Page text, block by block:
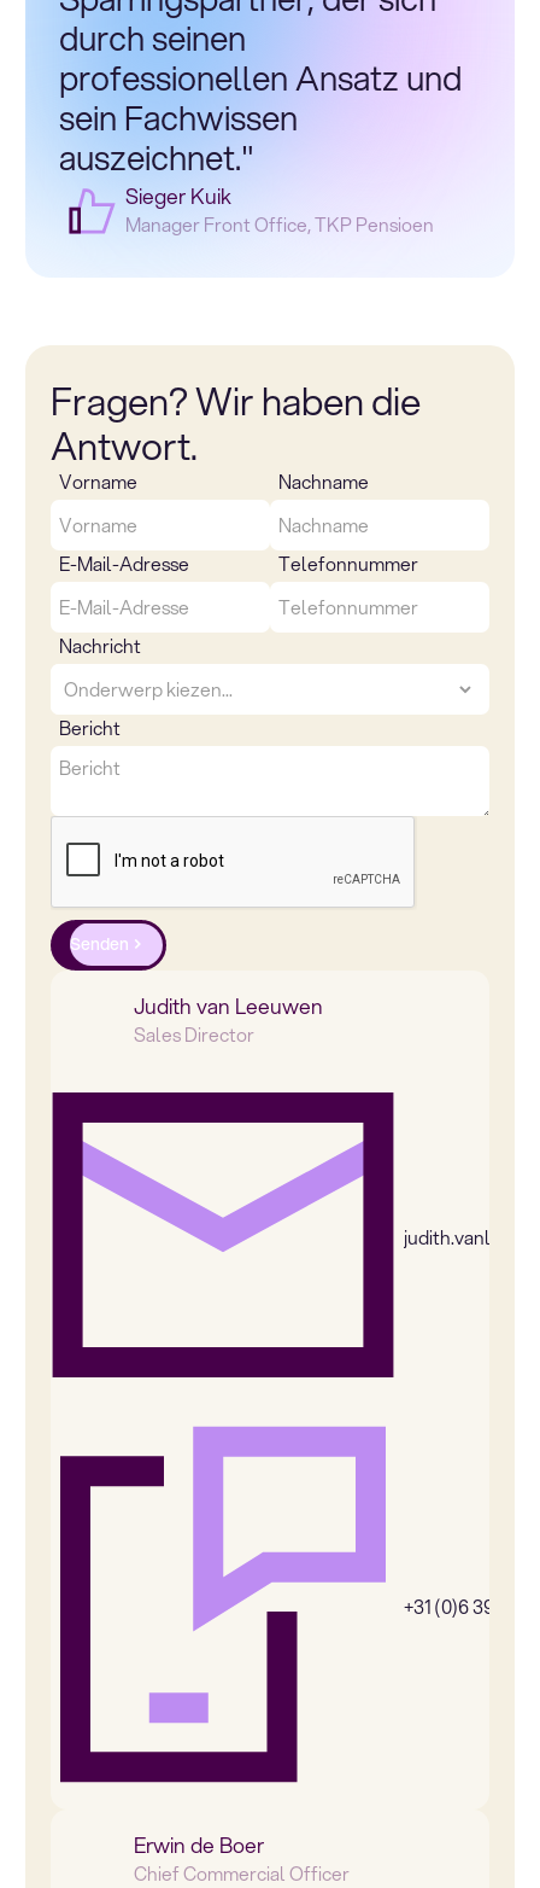
durch seinen
professionellen Ansatz und
sein Fachwissen
auszeichnet."
Sieger Kuik
Manager Front Office, TKP Pensioen
Judith van Leeuwen
Sales Director
+31 (0)6
Erwin de Boer
Chief Commercial Officer
Fragen? Wir haben die
Antwort.
Vorname Nachname
E-Mail-Adresse Telefonnummer
Nachricht
Bericht
Senden